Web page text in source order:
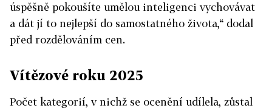
úspěšně pokoušíte umělou inteligenci vychovávat
a dát jí to nejlepší do samostatného života,“ dodal
před rozdělováním cen.
Vítězové roku 2025
Počet kategorií, v nichž se ocenění udílela, zůstal